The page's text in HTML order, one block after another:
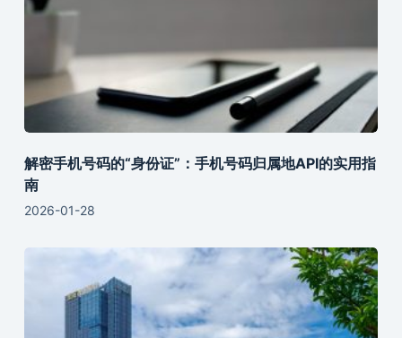
解密手机号码的“身份证”：手机号码归属地API的实用指
南
2026-01-28